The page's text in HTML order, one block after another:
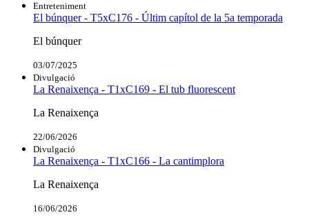
Entreteniment
El búnquer - T5xC176 - Últim capítol de la 5a temporada
El búnquer
03/07/2025
Divulgació
La Renaixença - T1xC169 - El tub fluorescent
La Renaixença
22/06/2026
Divulgació
La Renaixença - T1xC166 - La cantimplora
La Renaixença
16/06/2026